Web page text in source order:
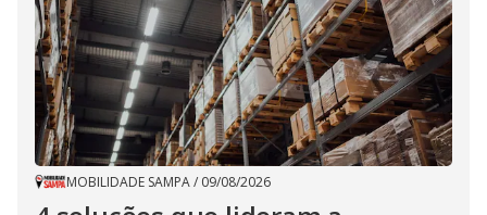
MOBILIDADE SAMPA/ 09/08/2026